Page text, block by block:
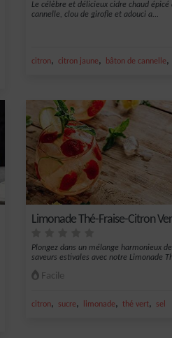
Le célèbre et délicieux cidre chaud épicé
cannelle, clou de girofle et adouci a...
citron, citron jaune, bâton de cannelle
Limonade Thé-Fraise-Citron
Plongez dans un mélange harmonieux de
saveurs estivales avec notre Limonade
Facile
citron, sucre, limonade, thé vert, sel